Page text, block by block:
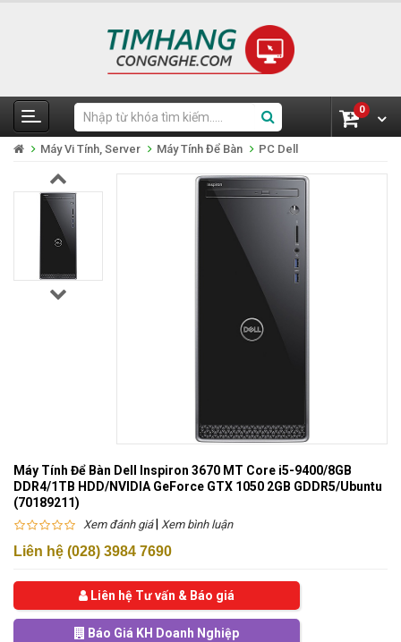
0
Máy Vi Tính, Server Máy Tính Để Bàn PC Dell
Máy Tính Để Bàn Dell Inspiron 3670 MT Core i5-9400/8GB
DDR4/1TB HDD/NVIDIA GeForce GTX 1050 2GB GDDR5/Ubuntu
(70189211)
Xem đánh giá| Xem bình luận
Liên hệ (028) 3984 7690
Liên hệ Tư vấn & Báo giá
Báo Giá KH Doanh Nghiệp